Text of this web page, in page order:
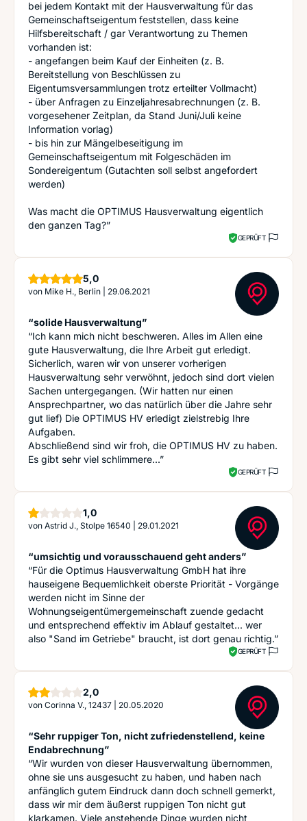
bei jedem Kontakt mit der Hausverwaltung für das
Gemeinschaftseigentum feststellen, dass keine
Hilfsbereitschaft / gar Verantwortung zu Themen
vorhanden ist:
- angefangen beim Kauf der Einheiten (z. B.
Bereitstellung von Beschlüssen zu
Eigentumsversammlungen trotz erteilter Vollmacht)
- über Anfragen zu Einzeljahresabrechnungen (z. B.
vorgesehener Zeitplan, da Stand Juni/Juli keine
Information vorlag)
- bis hin zur Mängelbeseitigung im
Gemeinschaftseigentum mit Folgeschäden im
Sondereigentum (Gutachten soll selbst angefordert
werden)
Was macht die OPTIMUS Hausverwaltung eigentlich
den ganzen Tag?”
GEPRÜFT
5,0Sterne
von Mike H., Berlin 29.06.2021
“solide Hausverwaltung”
“Ich kann mich nicht beschweren. Alles im Allen eine
gute Hausverwaltung, die Ihre Arbeit gut erledigt.
Sicherlich, waren wir von unserer vorherigen
Hausverwaltung sehr verwöhnt, jedoch sind dort vielen
Sachen untergegangen. (Wir hatten nur einen
Ansprechpartner, wo das natürlich über die Jahre sehr
gut lief) Die OPTIMUS HV erledigt zielstrebig Ihre
Aufgaben.
Abschließend sind wir froh, die OPTIMUS HV zu haben.
Es gibt sehr viel schlimmere...”
GEPRÜFT
1,0Stern
von Astrid J., Stolpe 16540 29.01.2021
“umsichtig und vorausschauend geht anders”
“Für die Optimus Hausverwaltung GmbH hat ihre
hauseigene Bequemlichkeit oberste Priorität - Vorgänge
werden nicht im Sinne der
Wohnungseigentümergemeinschaft zuende gedacht
und entsprechend effektiv im Ablauf gestaltet... wer
also "Sand im Getriebe" braucht, ist dort genau richtig.”
GEPRÜFT
2,0Sterne
von Corinna V., 12437 20.05.2020
“Sehr ruppiger Ton, nicht zufriedenstellend, keine
Endabrechnung”
“Wir wurden von dieser Hausverwaltung übernommen,
ohne sie uns ausgesucht zu haben, und haben nach
anfänglich gutem Eindruck dann doch schnell gemerkt,
dass wir mir dem äußerst ruppigen Ton nicht gut
klarkamen. Viele anstehende Dinge wurden nicht